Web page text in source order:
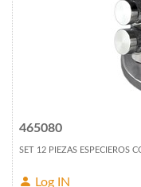
465080
SET 12 PIEZAS ESPECIEROS
Log IN